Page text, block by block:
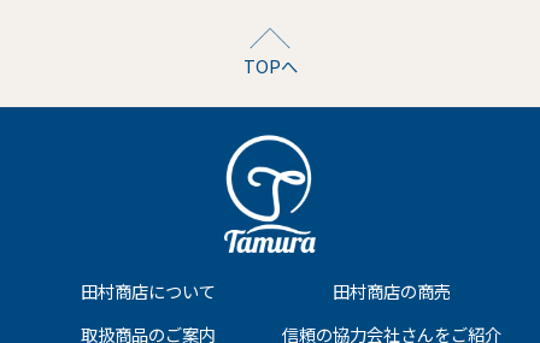
TOPへ
田村商店について 田村商店の商売
取扱商品のご案内 信頼の協力会社さんをご紹介